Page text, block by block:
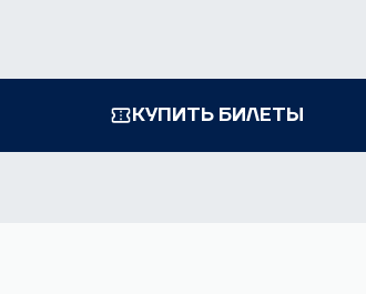
КУПИТЬ БИЛЕТЫ